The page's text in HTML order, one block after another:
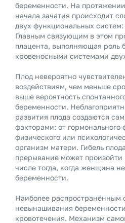
беременности. На
начала зачатия происходит
двух функциональных
Главным связующим в этом
плацента, выполняющая роль
кровеносными системами
Плод невероятно
воздействиям, чем меньше
выше вероятность
беременности.
развития плода создаются
факторами: от гормонального
физического или
организм матери. Гибель
прерывание может
числе тогда, когда женщина
беременности.
Наиболее распространённым
невынашивания
кровотечения. Механизм